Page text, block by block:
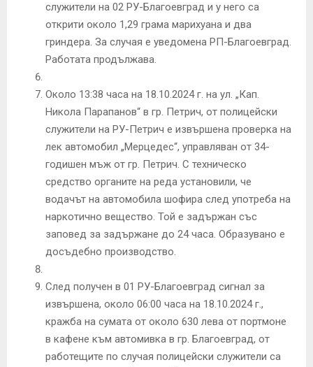
служители на 02 РУ-Благоевград и у него са
открити около 1,29 грама марихуана и два
гриндера. За случая е уведомена РП-Благоевград.
Работата продължава.
Около 13:38 часа на 18.10.2024 г. на ул. „Кап.
Никола Парапанов“ в гр. Петрич, от полицейски
служители на РУ-Петрич е извършена проверка на
лек автомобил „Мерцедес“, управляван от 34-
годишен мъж от гр. Петрич. С техническо
средство органите на реда установили, че
водачът на автомобила шофира след употреба на
наркотично вещество. Той е задържан със
заповед за задържане до 24 часа. Образувано е
досъдебно производство.
След получен в 01 РУ-Благоевград сигнал за
извършена, около 06:00 часа на 18.10.2024 г.,
кражба на сумата от около 630 лева от портмоне
в кафене към автомивка в гр. Благоевград, от
работещите по случая полицейски служители са